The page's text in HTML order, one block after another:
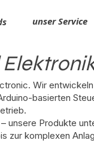
unser Service
Wir
basierten
unsere Produkte
zur komplexen